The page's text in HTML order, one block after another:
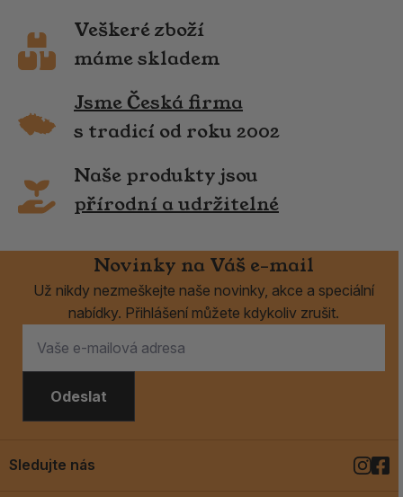
Veškeré zboží
máme skladem
Jsme Česká firma
s tradicí od roku 2002
Naše produkty jsou
přírodní a udržitelné
Novinky na Váš e-mail
Už nikdy nezmeškejte naše novinky, akce a speciální
nabídky. Přihlášení můžete kdykoliv zrušit.
Odeslat
Sledujte nás